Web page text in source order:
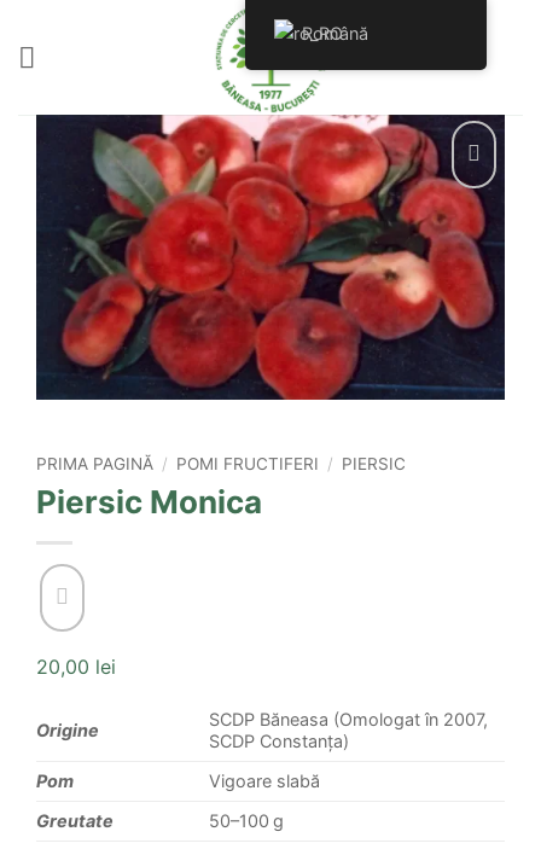
content
PRIMA PAGINĂ / POMI FRUCTIFERI / PIERSIC
Piersic Monica
20,00 lei
Origine
SCDP Băneasa (Omologat în 2007,
SCDP Constanța)
Pom
Vigoare slabă
Greutate
50–100 g
Română